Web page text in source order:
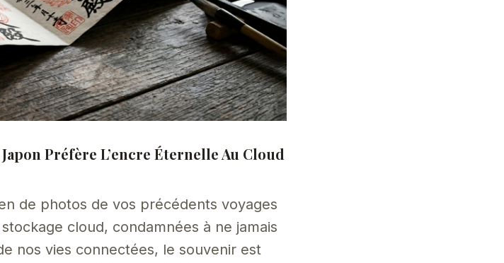
Préfère L’encre Éternelle Au Cloud
de photos de vos précédents voyages
cloud, condamnées à ne jamais
nos vies connectées, le souvenir est